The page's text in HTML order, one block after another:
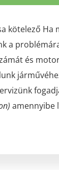
kötelező Ha
a
és
amennyibe